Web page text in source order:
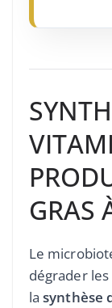
GRAS
Le
dégrader
lasynthèse